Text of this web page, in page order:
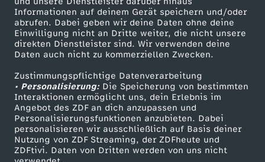
Informationen auf deinem Gerät speichern und/oder
abrufen. Dabei geben wir deine Daten ohne deine
Einwilligung nicht an Dritte weiter, die nicht unsere
direkten Dienstleister sind. Wir verwenden deine
Daten auch nicht zu kommerziellen Zwecken.
Zustimmungspflichtige Datenverarbeitung
• Personalisierung:Die Speicherung von bestimmten
Interaktionen ermöglicht uns, dein Erlebnis im
Angebot des ZDF an dich anzupassen und
Personalisierungsfunktionen anzubieten. Dabei
personalisieren wir ausschließlich auf Basis deiner
Nutzung von ZDF Streaming, der ZDFheute und
ZDFtivi. Daten von Dritten werden von uns nicht
i
r
n
t
u
ZDF-Apps
Smart TV
ZDFtext
Livestreams
Sendungen A-Z
TV-Programm
ZDFmitreden
Kontakt zum ZDF
Tickets
Zuschauerservice
Hilfe